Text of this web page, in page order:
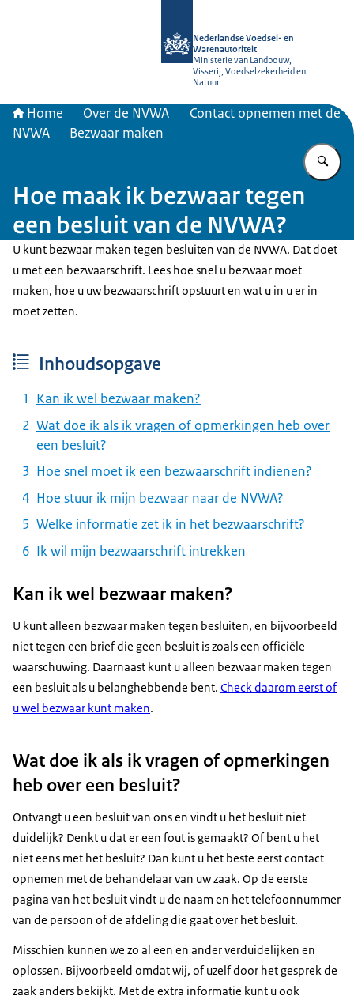
Nederlandse Voedsel- en
Warenautoriteit
Ministerie van Landbouw,
Visserij, Voedselzekerheid en
Natuur
Home Over de NVWA
Contact opnemen met de
NVWA
Bezwaar maken
Hoe maak ik bezwaar tegen
een besluit van de NVWA?
U kunt bezwaar maken tegen besluiten van de NVWA. Dat doet
u met een bezwaarschrift. Lees hoe snel u bezwaar moet
maken, hoe u uw bezwaarschrift opstuurt en wat u in u er in
moet zetten.
Inhoudsopgave
Kan ik wel bezwaar maken?
Wat doe ik als ik vragen of opmerkingen heb over
een besluit?
Hoe snel moet ik een bezwaarschrift indienen?
Hoe stuur ik mijn bezwaar naar de NVWA?
Welke informatie zet ik in het bezwaarschrift?
Ik wil mijn bezwaarschrift intrekken
Kan ik wel bezwaar maken?
U kunt alleen bezwaar maken tegen besluiten, en bijvoorbeeld
niet tegen een brief die geen besluit is zoals een officiële
waarschuwing. Daarnaast kunt u alleen bezwaar maken tegen
een besluit als u belanghebbende bent. Check daarom eerst of
u wel bezwaar kunt maken.
Wat doe ik als ik vragen of opmerkingen
heb over een besluit?
Ontvangt u een besluit van ons en vindt u het besluit niet
duidelijk? Denkt u dat er een fout is gemaakt? Of bent u het
niet eens met het besluit? Dan kunt u het beste eerst contact
opnemen met de behandelaar van uw zaak. Op de eerste
pagina van het besluit vindt u de naam en het telefoonnummer
van de persoon of de afdeling die gaat over het besluit.
Misschien kunnen we zo al een en ander verduidelijken en
oplossen. Bijvoorbeeld omdat wij, of uzelf door het gesprek de
zaak anders bekijkt. Met de extra informatie kunt u ook